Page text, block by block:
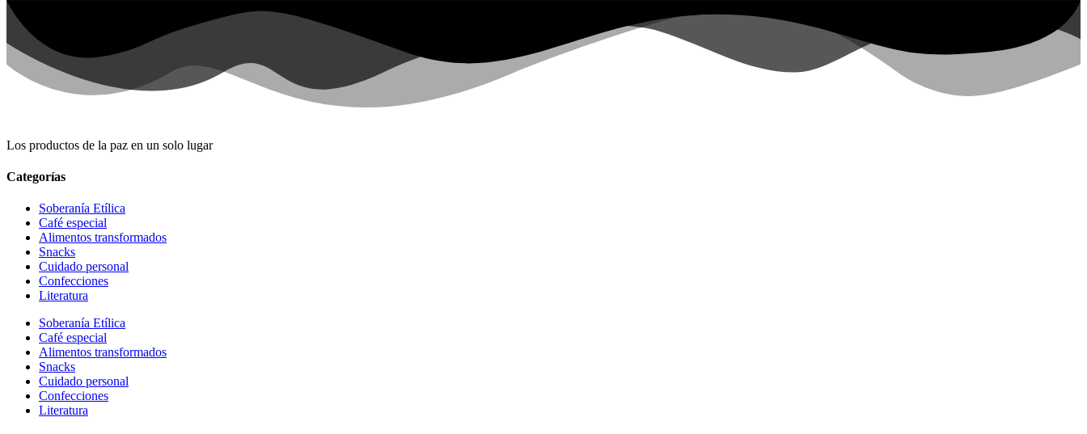
Los productos de la paz en un solo lugar
Categorías
Soberanía Etílica
Café especial
Alimentos transformados
Snacks
Cuidado personal
Confecciones
Literatura
Soberanía Etílica
Café especial
Alimentos transformados
Snacks
Cuidado personal
Confecciones
Literatura